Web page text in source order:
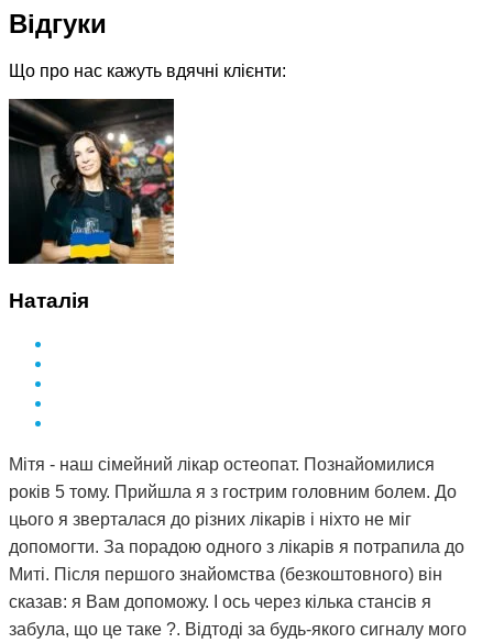
Відгуки
Що про нас кажуть вдячні клієнти:
Наталія
Мітя - наш сімейний лікар остеопат. Познайомилися
років 5 тому. Прийшла я з гострим головним болем. До
цього я зверталася до різних лікарів і ніхто не міг
допомогти. За порадою одного з лікарів я потрапила до
Миті. Після першого знайомства (безкоштовного) він
сказав: я Вам допоможу. І ось через кілька стансів я
забула, що це таке ?. Відтоді за будь-якого сигналу мого